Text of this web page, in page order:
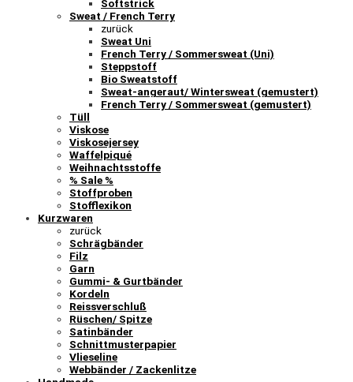
Softstrick
Sweat / French Terry
zurück
Sweat Uni
French Terry / Sommersweat (Uni)
Steppstoff
Bio Sweatstoff
Sweat-angeraut/ Wintersweat (gemustert)
French Terry / Sommersweat (gemustert)
Tüll
Viskose
Viskosejersey
Waffelpiqué
Weihnachtsstoffe
% Sale %
Stoffproben
Stofflexikon
Kurzwaren
zurück
Schrägbänder
Filz
Garn
Gummi- & Gurtbänder
Kordeln
Reissverschluß
Rüschen/ Spitze
Satinbänder
Schnittmusterpapier
Vlieseline
Webbänder / Zackenlitze